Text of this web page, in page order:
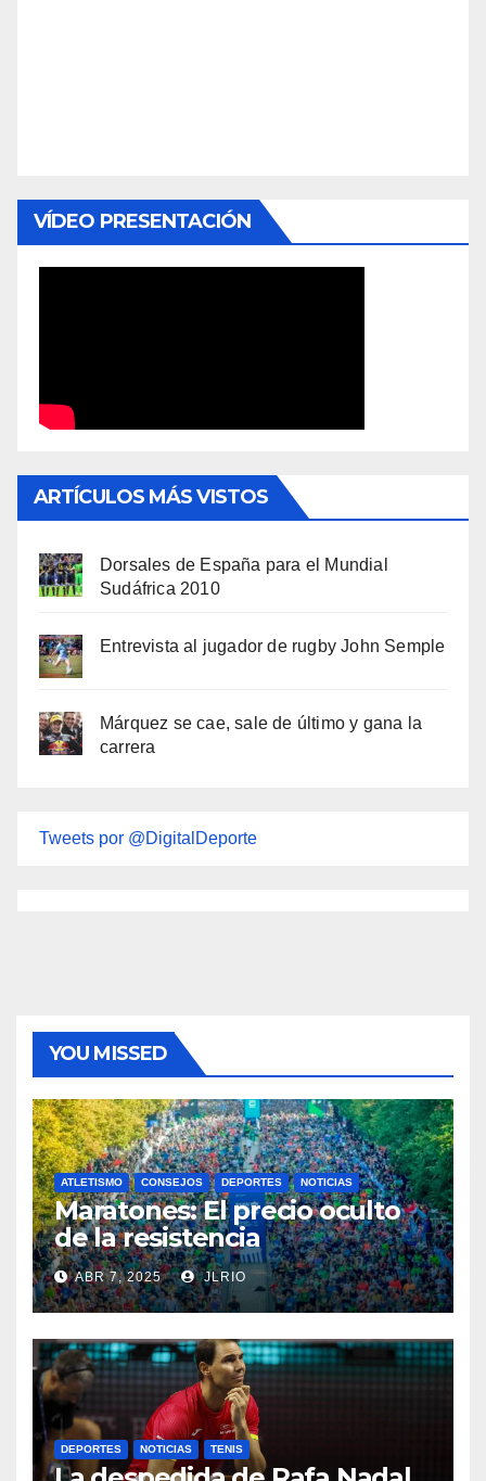
VÍDEO PRESENTACIÓN
ARTÍCULOS MÁS VISTOS
Dorsales de España para el Mundial
Sudáfrica 2010
Entrevista al jugador de rugby John Semple
Márquez se cae, sale de último y gana la
carrera
Tweets por @DigitalDeporte
YOU MISSED
ATLETISMO CONSEJOS DEPORTES NOTICIAS
Maratones: El precio oculto
de la resistencia
ABR 7, 2025 JLRIO
DEPORTES NOTICIAS TENIS